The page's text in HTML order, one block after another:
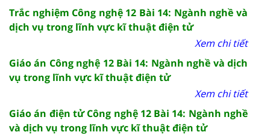
Trắc nghiệm Công nghệ 12 Bài 14: Ngành nghề và
dịch vụ trong lĩnh vực kĩ thuật điện tử
Xem chi tiết
Giáo án Công nghệ 12 Bài 14: Ngành nghề và dịch
vụ trong lĩnh vực kĩ thuật điện tử
Xem chi tiết
Giáo án điện tử Công nghệ 12 Bài 14: Ngành nghề
và dịch vụ trong lĩnh vực kĩ thuật điện tử